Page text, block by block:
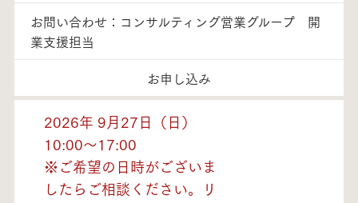
お問い合わせ：コンサルティング営業グループ 開
業支援担当
お申し込み
2026年 9月27日（日）
10:00～17:00
※ご希望の日時がございま
したらご相談ください。リ